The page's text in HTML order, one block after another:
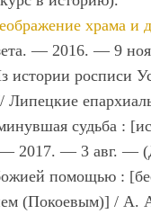
храма и
— 2016. — 9
росписи
Липецкие
судьба :
2017. — 3 авг. —
помощью :
(Покоевым)] / А.